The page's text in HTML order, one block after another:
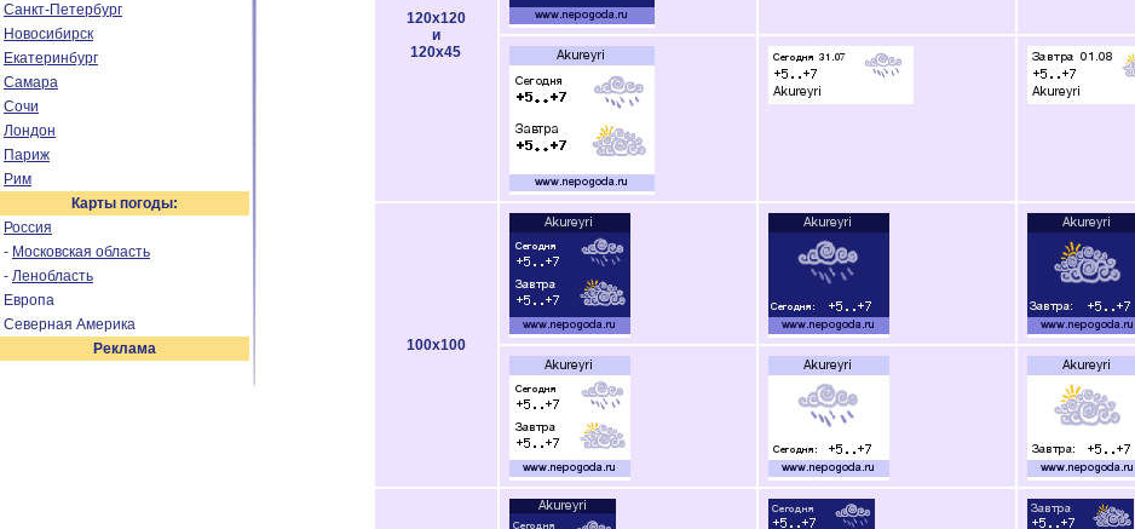
Санкт-Петербург
Новосибирск
Екатеринбург
Самара
Сочи
Лондон
Париж
Рим
Карты погоды:
Россия
- Московская область
- Ленобласть
Европа
Северная Америка
Реклама
120x120
и
120x45
100x100